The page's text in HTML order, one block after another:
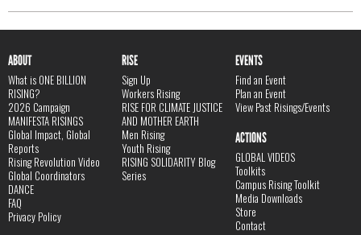
ABOUT
What is ONE BILLION
RISING?
2026 Campaign
MANIFESTA RISINGS
Global Impact, Global
Reports
Rising Revolution Video
Global Coordinators
DANCE
FAQ
Privacy Policy
RISE
Sign Up
Workers Rising
RISE FOR CLIMATE JUSTICE
AND MOTHER EARTH
Men Rising
Youth Rising
RISING SOLIDARITY Blog
Series
EVENTS
Find an Event
Plan an Event
View Past Risings/Events
ACTIONS
GLOBAL VIDEOS
Toolkits
Campus Rising Toolkit
Media Downloads
Store
Contact